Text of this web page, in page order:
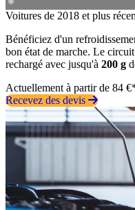
Voitures de 2018 et plus
Bénéficiez d'un
bon état de marche. Le
rechargé avec jusqu'à 200 g
Actuellement à partir de 84
Recevez des devis